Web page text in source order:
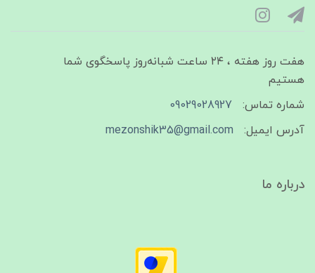
هفت روز هفته ، ۲۴ ساعت شبانه‌روز پاسخگوی شما
هستیم
شماره تماس:
09029028927
آدرس ایمیل:
mezonshik35@gmail.com
درباره ما